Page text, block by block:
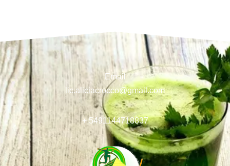
Email
lic.aliciacrocco@gmail.com
+ 5491144718837